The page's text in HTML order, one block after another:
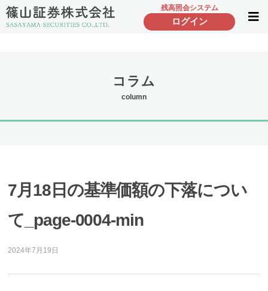
残高照会システム
ログイン
コラム
column
7月18日の基準価額の下落につい
て_page-0004-min
2024年7月19日